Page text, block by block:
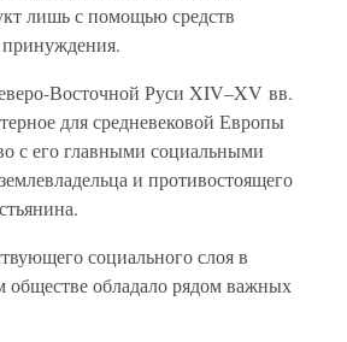
лишь с помощью средств
принуждения.
Восточной Руси XIV–XV вв.
для средневековой Европы
с его главными социальными
и противостоящего
социального слоя в
обществе обладало рядом важных